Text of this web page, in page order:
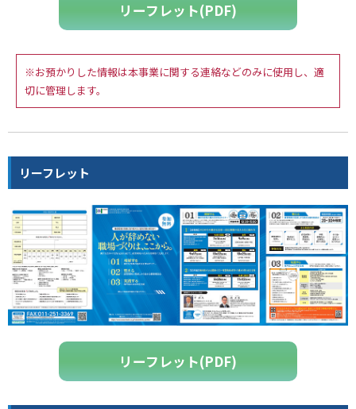
リーフレット(PDF)
※お預かりした情報は本事業に関する連絡などのみに使用し、適
切に管理します。
リーフレット
リーフレット(PDF)